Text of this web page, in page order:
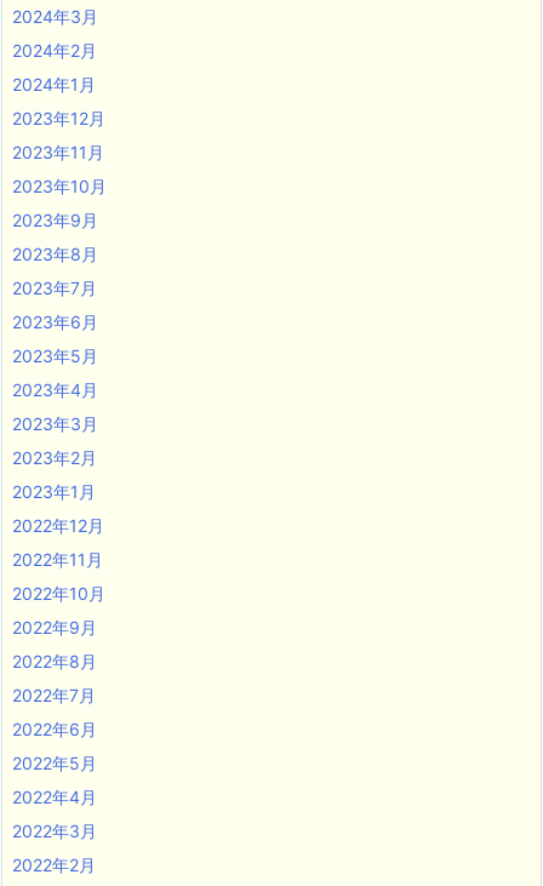
2024年3月
2024年2月
2024年1月
2023年12月
2023年11月
2023年10月
2023年9月
2023年8月
2023年7月
2023年6月
2023年5月
2023年4月
2023年3月
2023年2月
2023年1月
2022年12月
2022年11月
2022年10月
2022年9月
2022年8月
2022年7月
2022年6月
2022年5月
2022年4月
2022年3月
2022年2月